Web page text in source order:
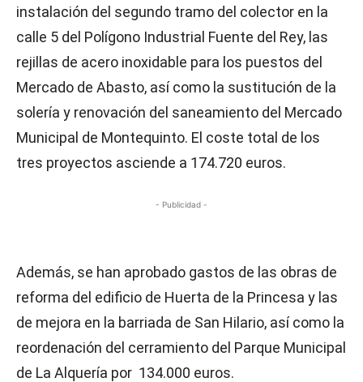
instalación del segundo tramo del colector en la
calle 5 del Polígono Industrial Fuente del Rey, las
rejillas de acero inoxidable para los puestos del
Mercado de Abasto, así como la sustitución de la
solería y renovación del saneamiento del Mercado
Municipal de Montequinto. El coste total de los
tres proyectos asciende a 174.720 euros.
- Publicidad -
Además, se han aprobado gastos de las obras de
reforma del edificio de Huerta de la Princesa y las
de mejora en la barriada de San Hilario, así como la
reordenación del cerramiento del Parque Municipal
de La Alquería por 134.000 euros.